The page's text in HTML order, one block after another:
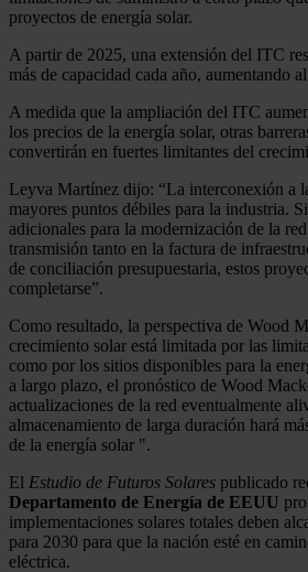
proyectos de energía solar.
A partir de 2025, una extensión del ITC
más de capacidad cada año, aumentando
A medida que la ampliación del ITC
los precios de la energía solar, otras
convertirán en fuertes limitantes del
Leyva Martínez dijo: “La interconexión a
mayores puntos débiles para la industria.
adicionales para la modernización de la
transmisión tanto en la factura de
de conciliación presupuestaria, estos
completarse”.
Como resultado, la perspectiva de Wood
crecimiento solar está limitada por las
como por los sitios disponibles para la
a largo plazo, el pronóstico de Wood
actualizaciones de la red eventualmente
almacenamiento de larga duración hará
de la energía solar ".
El Estudio de Futuros Solares publicado
Departamento de Energía de EEUU
implementaciones solares totales deben
para 2030 para que la nación esté en
eléctrica.